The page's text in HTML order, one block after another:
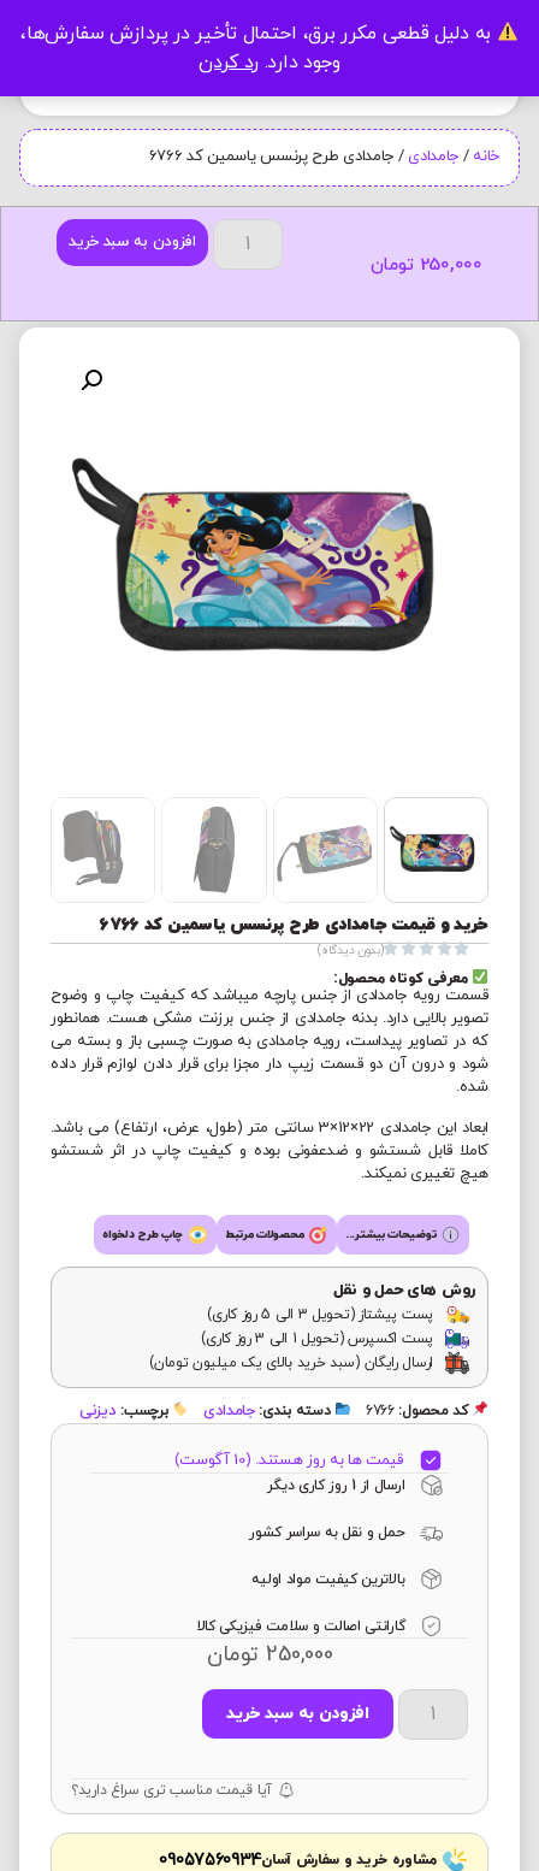
به دلیل قطعی مکرر برق، احتمال تأخیر در پردازش سفارش‌ها،
وجود دارد. رد کردن
خانه / جامدادی / جامدادی طرح پرنسس یاسمین کد 6766
افزودن به سبد خرید
250,000 تومان
خرید و قیمت جامدادی طرح پرنسس یاسمین کد 6766




(بدون دیدگاه)
معرفی کوتاه محصول:
قسمت رویه جامدادی از جنس پارچه میباشد که کیفیت چاپ و وضوح
تصویر بالایی دارد. بدنه جامدادی از جنس برزنت مشکی هست. همانطور
که در تصاویر پیداست، رویه جامدادی به صورت چسبی باز و بسته می
شود و درون آن دو قسمت زیپ دار مجزا برای قرار دادن لوازم قرار داده
شده.
ابعاد این جامدادی 22×12×3 سانتی متر (طول، عرض، ارتفاع) می باشد.
کاملا قابل شستشو و ضدعفونی بوده و کیفیت چاپ در اثر شستشو
هیچ تغییری نمیکند.
توضیحات بیشتر... محصولات مرتبط چاپ طرح دلخواه
روش های حمل و نقل
پست پیشتاز (تحویل 3 الی 5 روز کاری)
پست اکسپرس (تحویل 1 الی 3 روز کاری)
ارسال رایگان (سبد خرید بالای یک میلیون تومان)
کد محصول:6766 دسته بندی: جامدادی برچسب: دیزنی
قیمت ها به روز هستند. (10 آگوست)
ارسال از 1 روز کاری دیگر
حمل و نقل به سراسر کشور
بالاترین کیفیت مواد اولیه
گارانتی اصالت و سلامت فیزیکی کالا
250,000 تومان
افزودن به سبد خرید
آیا قیمت مناسب تری سراغ دارید؟
مشاوره خرید و سفارش آسان09057560934